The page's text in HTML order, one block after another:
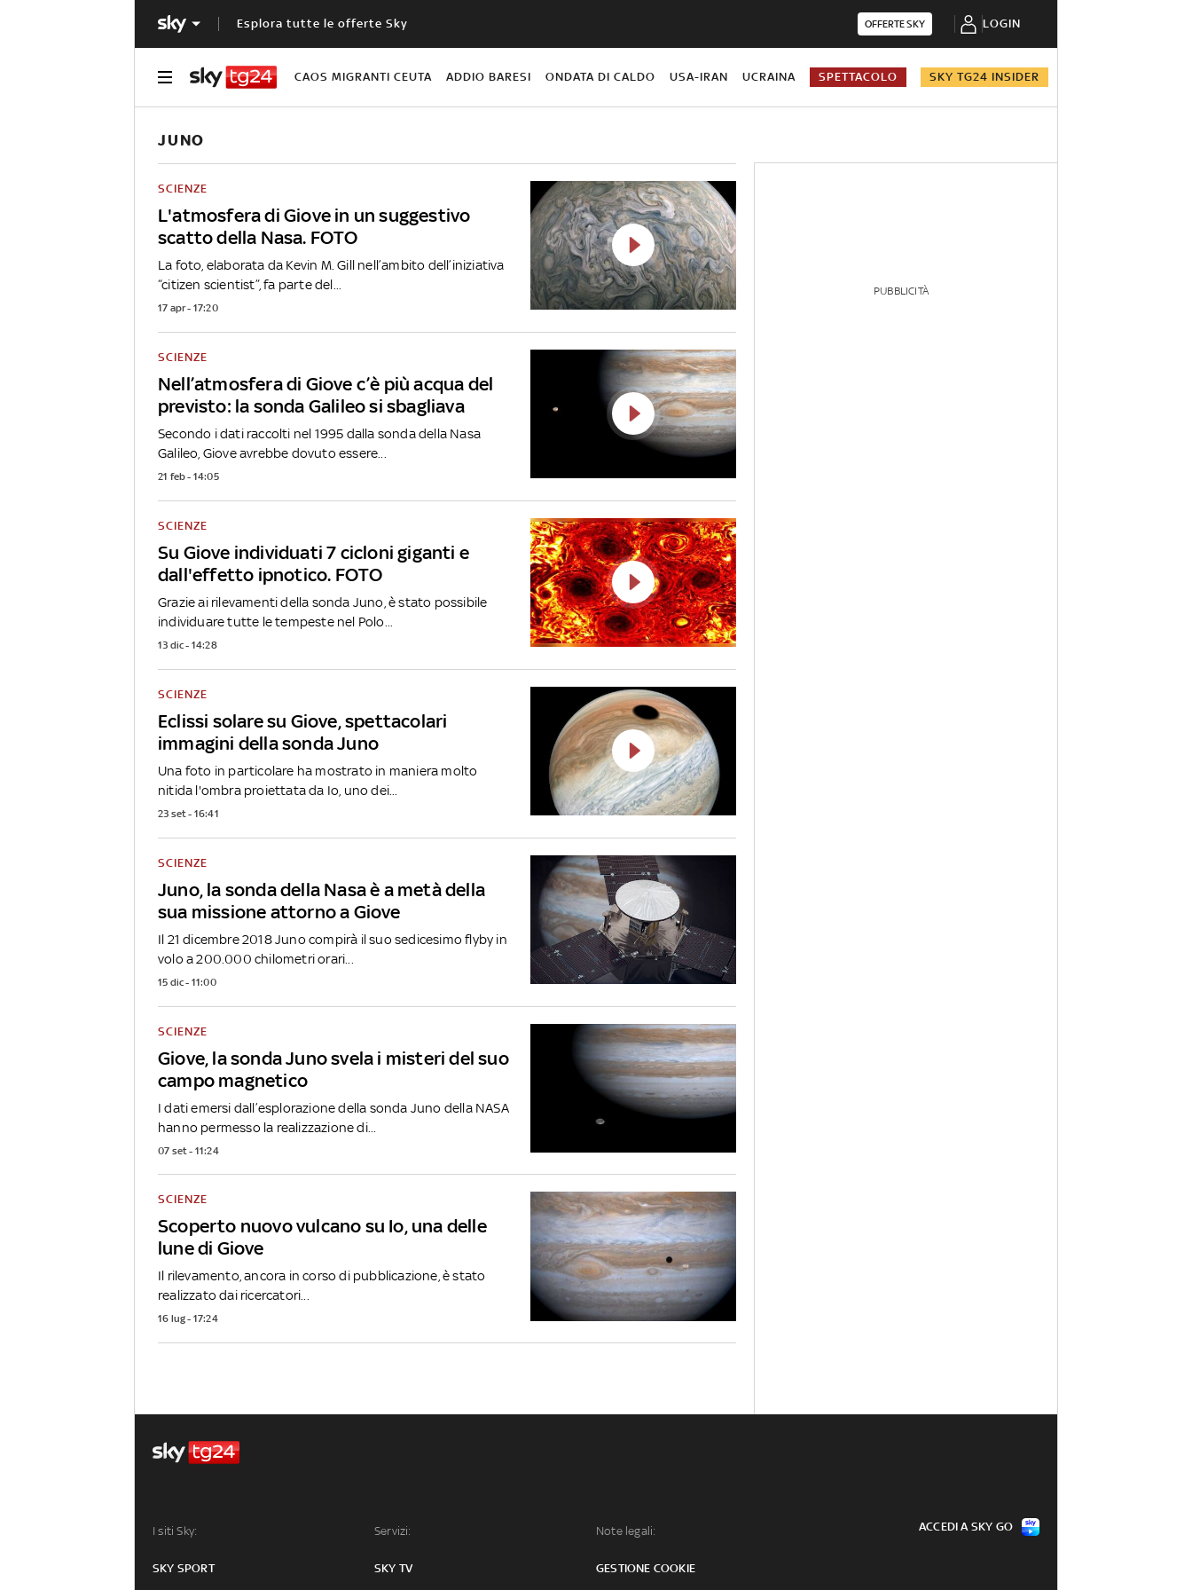
Esplora tutte le offerte Sky OFFERTE SKY LOGIN
CAOS MIGRANTI CEUTA ADDIO BARESI ONDATA DI CALDO USA-IRAN UCRAINA SPETTACOLO SKY TG24 INSIDER
JUNO
L'atmosfera di Giove in un suggestivo
scatto della Nasa. FOTO
SCIENZE
La foto, elaborata da Kevin M. Gill nell’ambito dell’iniziativa
“citizen scientist”, fa parte del...
17 apr - 17:20
Nell’atmosfera di Giove c’è più acqua del
previsto: la sonda Galileo si sbagliava
SCIENZE
Secondo i dati raccolti nel 1995 dalla sonda della Nasa
Galileo, Giove avrebbe dovuto essere...
21 feb - 14:05
Su Giove individuati 7 cicloni giganti e
dall'effetto ipnotico. FOTO
SCIENZE
Grazie ai rilevamenti della sonda Juno, è stato possibile
individuare tutte le tempeste nel Polo...
13 dic - 14:28
Eclissi solare su Giove, spettacolari
immagini della sonda Juno
SCIENZE
Una foto in particolare ha mostrato in maniera molto
nitida l'ombra proiettata da Io, uno dei...
23 set - 16:41
Juno, la sonda della Nasa è a metà della
sua missione attorno a Giove
SCIENZE
Il 21 dicembre 2018 Juno compirà il suo sedicesimo flyby in
volo a 200.000 chilometri orari...
15 dic - 11:00
Giove, la sonda Juno svela i misteri del suo
campo magnetico
SCIENZE
I dati emersi dall’esplorazione della sonda Juno della NASA
hanno permesso la realizzazione di...
07 set - 11:24
Scoperto nuovo vulcano su Io, una delle
lune di Giove
SCIENZE
Il rilevamento, ancora in corso di pubblicazione, è stato
realizzato dai ricercatori...
16 lug - 17:24
PUBBLICITÀ
I siti Sky:
SKY SPORT
Servizi:
SKY TV
Note legali:
GESTIONE COOKIE
ACCEDI A SKY GO